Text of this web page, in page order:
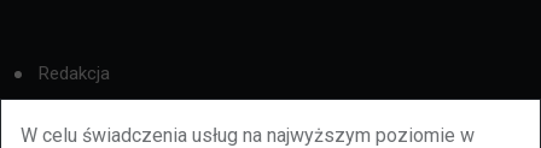
W celu świadczenia usług na najwyższym poziomie w
Redakcja
Cookies